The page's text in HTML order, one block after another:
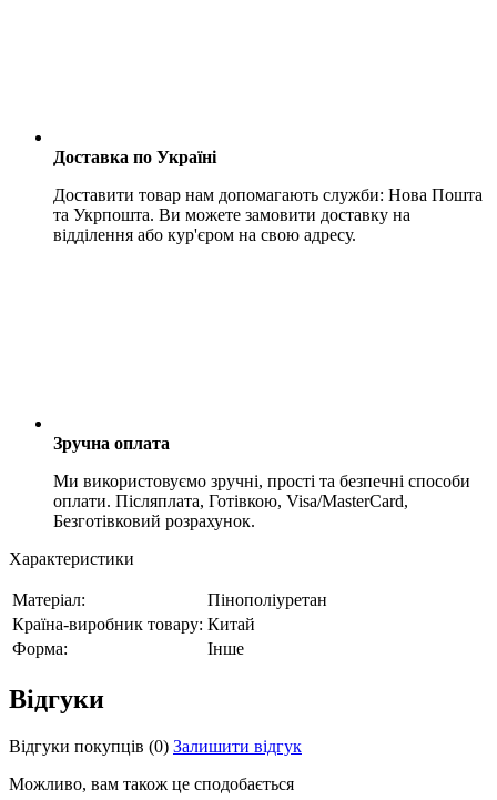
Доставка по Україні
Доставити товар нам допомагають служби: Нова Пошта
та Укрпошта. Ви можете замовити доставку на
відділення або кур'єром на свою адресу.
Зручна оплата
Ми використовуємо зручні, прості та безпечні способи
оплати. Післяплата, Готівкою, Visa/MasterCard,
Безготівковий розрахунок.
Характеристики
Матеріал:
Пінополіуретан
Країна-виробник товару: Китай
Форма:
Інше
Відгуки
Відгуки покупців (0) Залишити відгук
Можливо, вам також це сподобається